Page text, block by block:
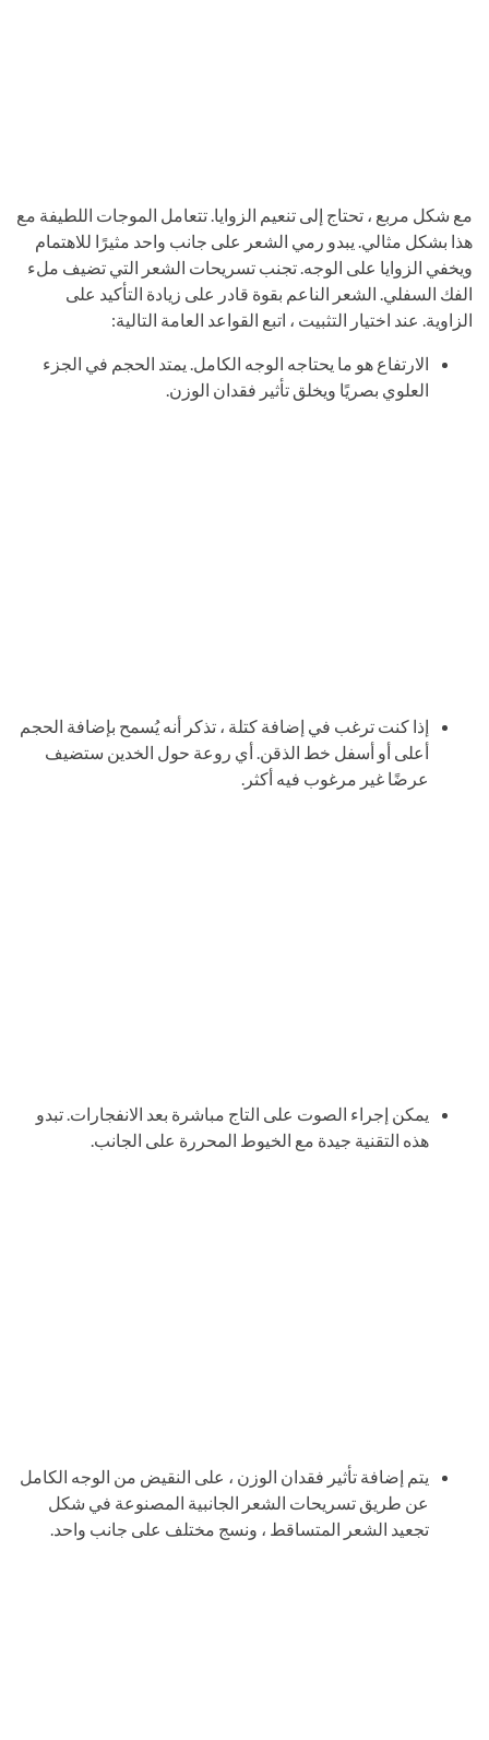
مع شكل مربع ، تحتاج إلى تنعيم الزوايا. تتعامل الموجات اللطيفة مع
هذا بشكل مثالي. يبدو رمي الشعر على جانب واحد مثيرًا للاهتمام
ويخفي الزوايا على الوجه. تجنب تسريحات الشعر التي تضيف ملء
الفك السفلي. الشعر الناعم بقوة قادر على زيادة التأكيد على
الزاوية. عند اختيار التثبيت ، اتبع القواعد العامة التالية:
الارتفاع هو ما يحتاجه الوجه الكامل. يمتد الحجم في الجزء
العلوي بصريًا ويخلق تأثير فقدان الوزن.
إذا كنت ترغب في إضافة كتلة ، تذكر أنه يُسمح بإضافة الحجم
أعلى أو أسفل خط الذقن. أي روعة حول الخدين ستضيف
عرضًا غير مرغوب فيه أكثر.
يمكن إجراء الصوت على التاج مباشرة بعد الانفجارات. تبدو
هذه التقنية جيدة مع الخيوط المحررة على الجانب.
يتم إضافة تأثير فقدان الوزن ، على النقيض من الوجه الكامل
عن طريق تسريحات الشعر الجانبية المصنوعة في شكل
تجعيد الشعر المتساقط ، ونسج مختلف على جانب واحد.